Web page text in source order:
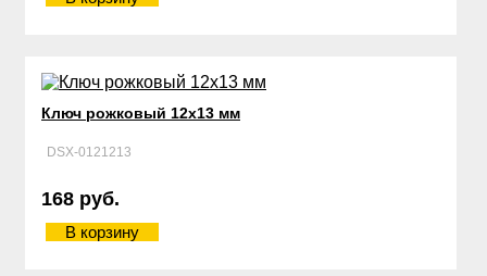
Ключ рожковый 12х13 мм
DSX-0121213
168 руб.
В корзину